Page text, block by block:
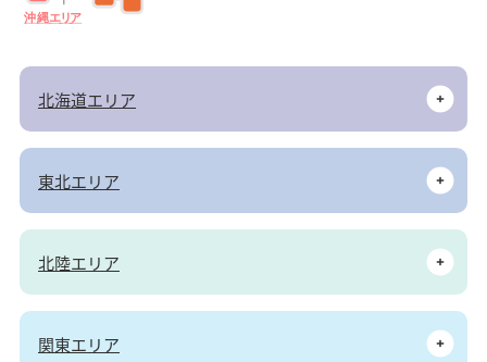
沖縄エリア
北海道エリア
東北エリア
北陸エリア
関東エリア